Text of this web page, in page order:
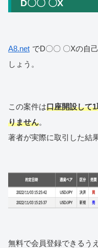
D〇〇 〇X
A8.net でD〇〇 〇Xの自
しょう。
この案件は口座開設して
りません。
著者が実際に取引した結
無料で会員登録できるう